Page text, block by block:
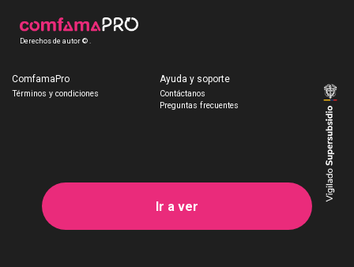
Ir a ver
Derechos de autor © .
ComfamaPro
Términos y condiciones
Ayuda y soporte
Contáctanos
Preguntas frecuentes